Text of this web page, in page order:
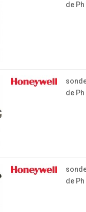
de Ph
de Ph
de Ph